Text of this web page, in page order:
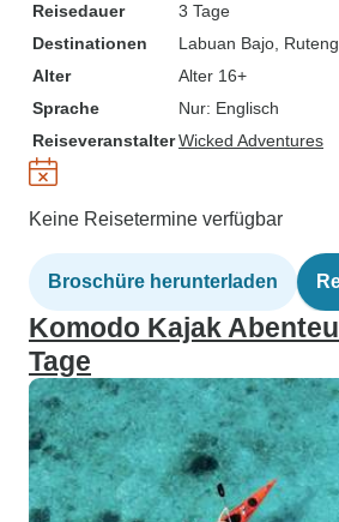
Reisedauer
3 Tage
Destinationen
Labuan Bajo , Ruteng
Alter
Alter 16+
Sprache
Nur: Englisch
ReiseveranstalterWicked Adventures
Keine Reisetermine verfügbar
Broschüre herunterladen
Komodo Kajak
Tage